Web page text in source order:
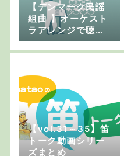
【デンマーク民謡
組曲 】オーケスト
ラアレンジで聴く
ケルト・北欧の伝
統音楽
【vol.31～35】笛
トーク動画シリー
ズまとめ